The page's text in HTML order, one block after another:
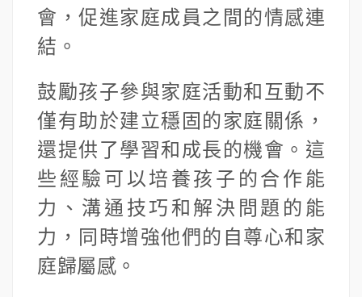
會，促進家庭成員之間的情感連
結。
鼓勵孩子參與家庭活動和互動不
僅有助於建立穩固的家庭關係，
還提供了學習和成長的機會。這
些經驗可以培養孩子的合作能
力、溝通技巧和解決問題的能
力，同時增強他們的自尊心和家
庭歸屬感。